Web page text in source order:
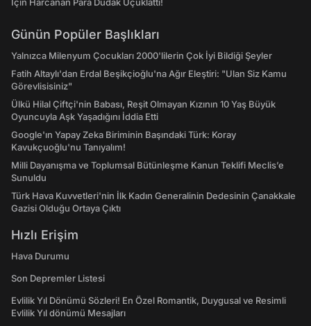
Günün Popüler Başlıkları
Yalnızca Milenyum Çocukları 2000'lilerin Çok İyi Bildiği Şeyler
Fatih Altaylı'dan Erdal Beşikçioğlu'na Ağır Eleştiri: "Ulan Siz Kamu
Görevlisisiniz"
Ülkü Hilal Çiftçi'nin Babası, Reşit Olmayan Kızının 10 Yaş Büyük
Oyuncuyla Aşk Yaşadığını İddia Etti
Google'ın Yapay Zeka Biriminin Başındaki Türk: Koray
Kavukçuoğlu'nu Tanıyalım!
Milli Dayanışma ve Toplumsal Bütünleşme Kanun Teklifi Meclis’e
Sunuldu
Türk Hava Kuvvetleri'nin İlk Kadın Generalinin Dedesinin Çanakkale
Gazisi Olduğu Ortaya Çıktı
Hızlı Erişim
Hava Durumu
Son Depremler Listesi
Evlilik Yıl Dönümü Sözleri! En Özel Romantik, Duygusal ve Resimli
Evlilik Yıl dönümü Mesajları